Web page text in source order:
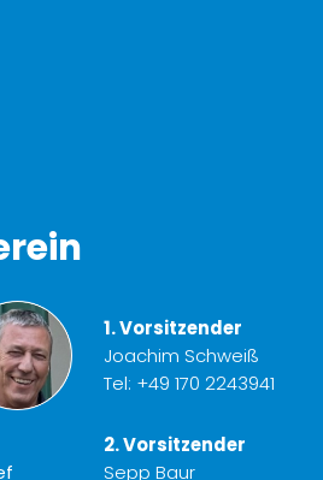
1. Vorsitzender
Joachim Schweiß
Tel: +49 170 2243941
2. Vorsitzender
Sepp Baur